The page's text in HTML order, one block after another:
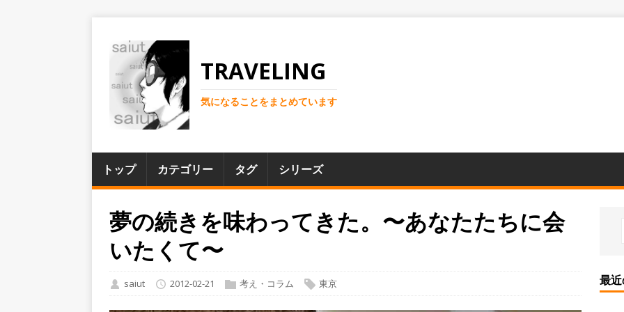
TRAVELING
気になることをまとめています
トップ カテゴリー タグ シリーズ
夢の続きを味わってきた。〜あなたたちに会
いたくて〜
saiut 2012-02-21 考え・コラム 東京 最